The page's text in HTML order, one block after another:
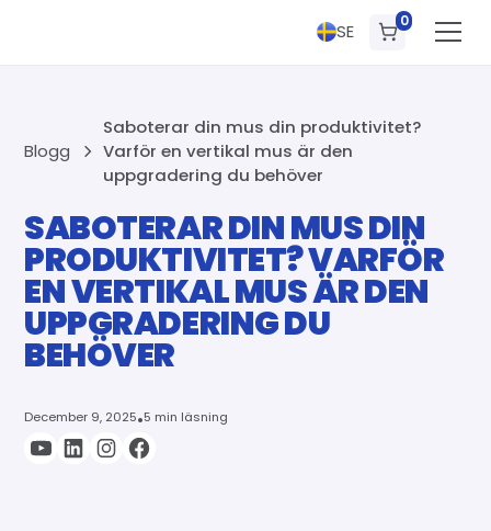
SE 0
Blogg
Saboterar din mus din produktivitet?
Varför en vertikal mus är den
uppgradering du behöver
SABOTERAR DIN MUS DIN
PRODUKTIVITET? VARFÖR
EN VERTIKAL MUS ÄR DEN
UPPGRADERING DU
BEHÖVER
December 9, 2025•5 min läsning